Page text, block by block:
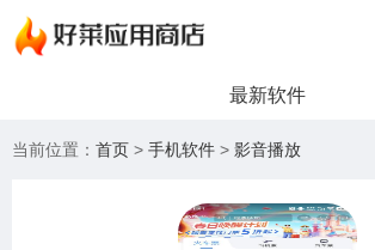
最新软件
当前位置： 首页 > 手机软件 > 影音播放